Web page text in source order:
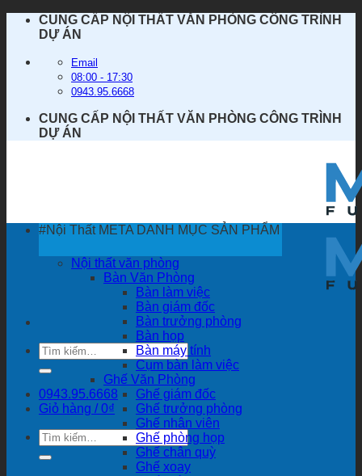
dung
CUNG CẤP NỘI THẤT VĂN PHÒNG CÔNG TRÌNH
DỰ ÁN
Email
08:00 - 17:30
0943.95.6668
CUNG CẤP NỘI THẤT VĂN PHÒNG CÔNG TRÌNH
DỰ ÁN
Tìm
kiếm:
0943.95.6668
Giỏ hàng /0₫
Tìm
kiếm:
#Nội Thất META DANH MỤC SẢN PHẨM
Nội thất văn phòng
Bàn Văn Phòng
Bàn làm việc
Bàn giám đốc
Bàn trưởng phòng
Bàn họp
Bàn máy tính
Cụm bàn làm việc
Ghế Văn Phòng
Ghế giám đốc
Ghế trưởng phòng
Ghế nhân viên
Ghế phòng họp
Ghế chân quỳ
Ghế xoay